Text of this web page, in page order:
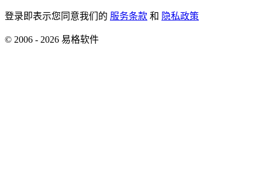
登录即表示您同意我们的 服务条款 和 隐私政策
© 2006 - 2026 易格软件